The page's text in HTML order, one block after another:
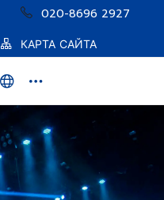
020-8696 2927
КАРТА САЙТА